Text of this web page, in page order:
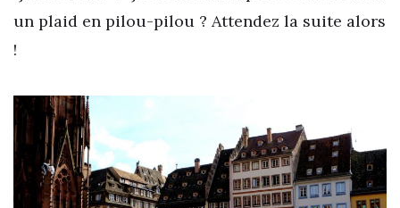
un plaid en pilou-pilou ? Attendez la suite alors
!